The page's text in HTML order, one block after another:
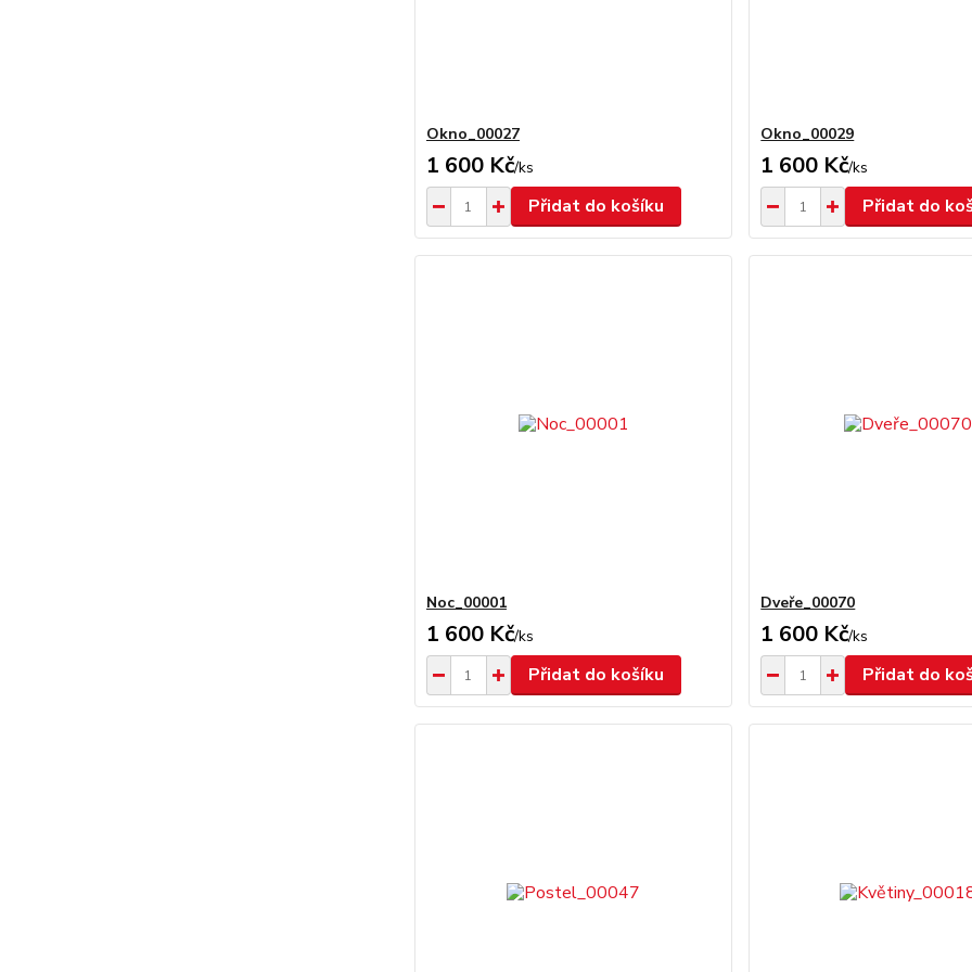
Okno_00027
1 600 Kč/ks
Přidat do košíku
Okno_00029
1 600 Kč/ks
Přidat do
Noc_00001
1 600 Kč/ks
Přidat do košíku
Dveře_00070
1 600 Kč/ks
Přidat do